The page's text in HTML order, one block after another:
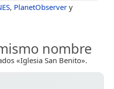
, PlanetObserver y
nombre
«Iglesia San Benito».